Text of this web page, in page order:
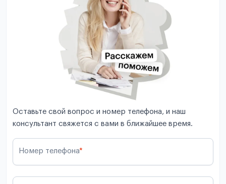
Оставьте свой вопрос и номер телефона, и наш
консультант свяжется с вами в ближайшее время.
Номер телефона*